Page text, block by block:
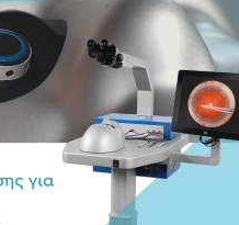
Ελλάδος
και Διαθλαστικής